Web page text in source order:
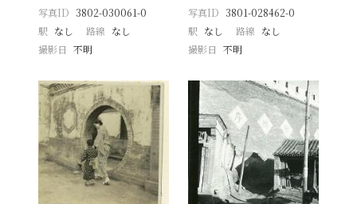
写真ID 3802-030061-0
駅 なし 路線 なし
撮影日
不明
写真ID 3801-028462-0
駅 なし 路線 なし
撮影日 不明